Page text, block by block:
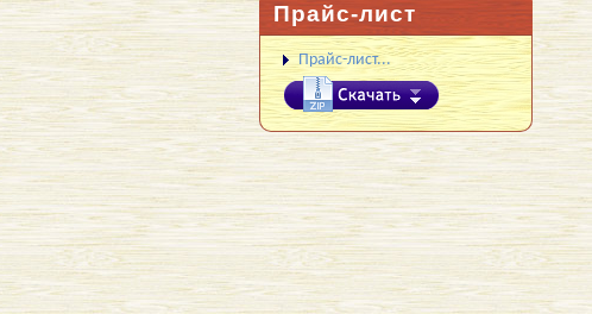
Прайс-лист
Прайс-лист...